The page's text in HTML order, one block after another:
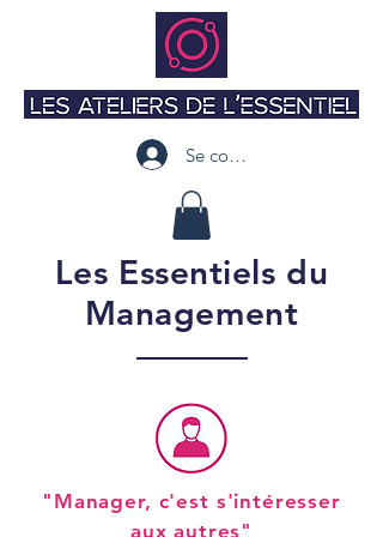
Se connecter
Les Essentiels du
Management
"Manager, c'est s'intéresser
aux autres"